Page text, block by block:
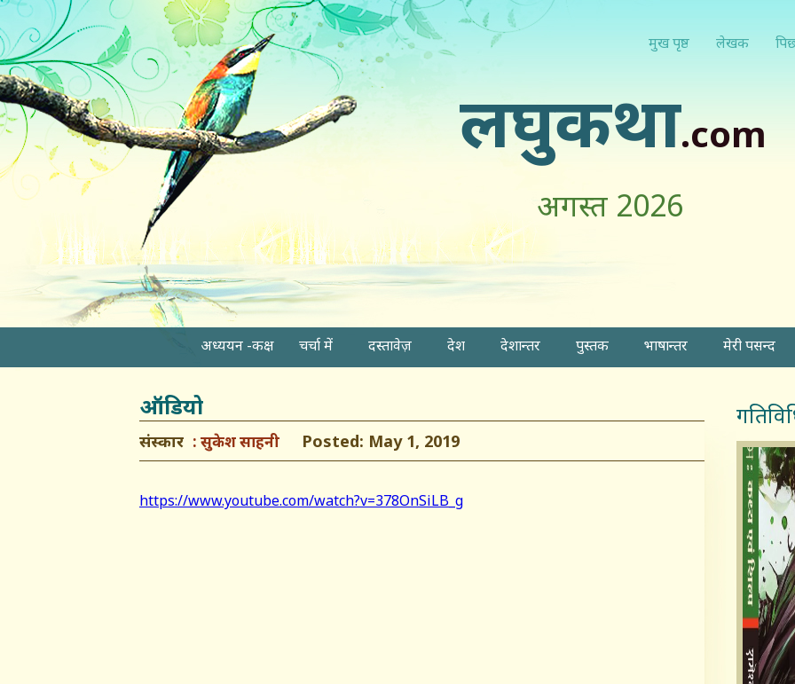
मुख पृष्ठ लेखक
लघुकथा.com
अगस्त 2026
अध्ययन -कक्ष चर्चा में दस्तावेज़ देश देशान्तर पुस्तक भाषान्तर मेरी पसन्द
ऑडियो
संस्कार सुकेश साहनी Posted: May 1, 2019
https://www.youtube.com/watch?v=378OnSiLB_g